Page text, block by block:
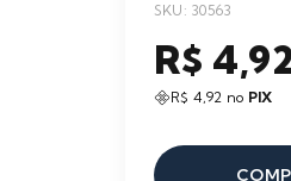
SKU: 30563
R$ 4,92
R$ 4,92 no PIX